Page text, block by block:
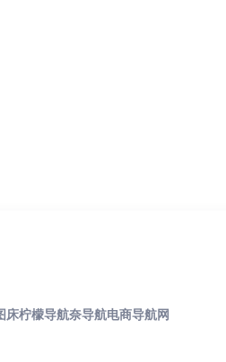
床柠檬导航奈导航电商导航网